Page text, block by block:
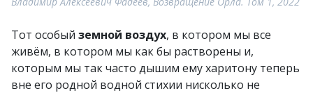
Тот особый земной воздух, в котором мы все
живём, в котором мы как бы растворены и,
которым мы так часто дышим ему харитону теперь
вне его родной водной стихии нисколько не